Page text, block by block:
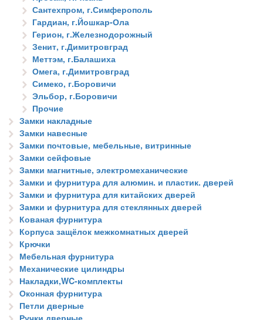
Сантехпром, г.Симферополь
Гардиан, г.Йошкар-Ола
Герион, г.Железнодорожный
Зенит, г.Димитровград
Меттэм, г.Балашиха
Омега, г.Димитровград
Симеко, г.Боровичи
Эльбор, г.Боровичи
Прочие
Замки накладные
Замки навесные
Замки почтовые, мебельные, витринные
Замки сейфовые
Замки магнитные, электромеханические
Замки и фурнитура для алюмин. и пластик. дверей
Замки и фурнитура для китайских дверей
Замки и фурнитура для стеклянных дверей
Кованая фурнитура
Корпуса защёлок межкомнатных дверей
Крючки
Мебельная фурнитура
Механические цилиндры
Накладки,WC-комплекты
Оконная фурнитура
Петли дверные